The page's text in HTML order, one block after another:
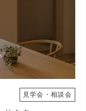
見学会・相談会